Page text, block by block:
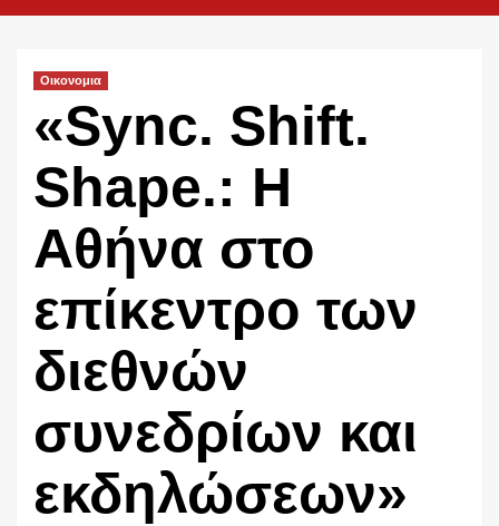
Οικονομια
«Sync. Shift.
Shape.: Η
Αθήνα στο
επίκεντρο των
διεθνών
συνεδρίων και
εκδηλώσεων»